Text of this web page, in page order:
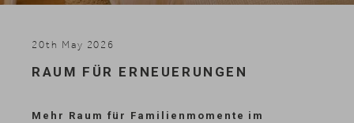
20th May 2026
RAUM FÜR ERNEUERUNGEN
Mehr Raum für Familienmomente im